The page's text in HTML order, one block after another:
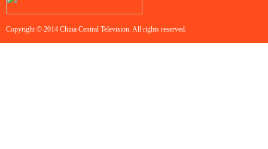
Copyright © 2014 China Central Television. All rights reserved.